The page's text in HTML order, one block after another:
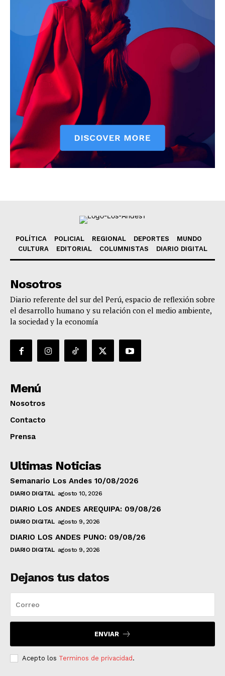
POLÍTICA POLICIAL REGIONAL DEPORTES
MUNDO
CULTURA
EDITORIAL COLUMNISTAS DIARIO DIGITAL
Nosotros
Diario referente del sur del Perú, espacio de reflexión sobre
el desarrollo humano y su relación con el medio ambiente,
la sociedad y la economía
Menú
Nosotros
Contacto
Prensa
Ultimas Noticias
Semanario Los Andes 10/08/2026
DIARIO DIGITAL agosto 10, 2026
DIARIO LOS ANDES AREQUIPA: 09/08/26
DIARIO DIGITAL agosto 9, 2026
DIARIO LOS ANDES PUNO: 09/08/26
DIARIO DIGITAL agosto 9, 2026
Dejanos tus datos
ENVIAR
Acepto los Terminos de privacidad.